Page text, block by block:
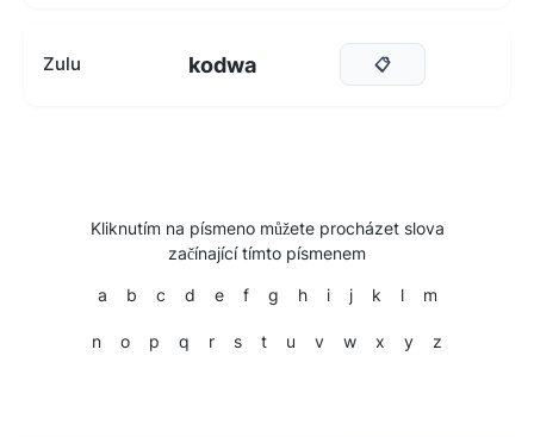
Zulu kodwa 📋
Kliknutím na písmeno můžete procházet slova
začínající tímto písmenem
a b c d e f g h i j k l m
n o p q r s t u v w x y z